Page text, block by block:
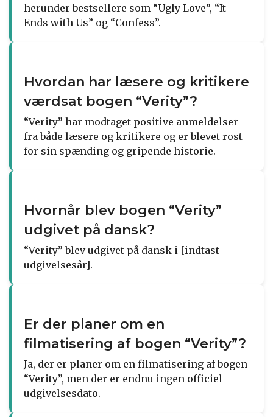
herunder bestsellere som “Ugly Love”, “It
Ends with Us” og “Confess”.
Hvordan har læsere og kritikere
værdsat bogen “Verity”?
“Verity” har modtaget positive anmeldelser
fra både læsere og kritikere og er blevet rost
for sin spænding og gripende historie.
Hvornår blev bogen “Verity”
udgivet på dansk?
“Verity” blev udgivet på dansk i [indtast
udgivelsesår].
Er der planer om en
filmatisering af bogen “Verity”?
Ja, der er planer om en filmatisering af bogen
“Verity”, men der er endnu ingen officiel
udgivelsesdato.